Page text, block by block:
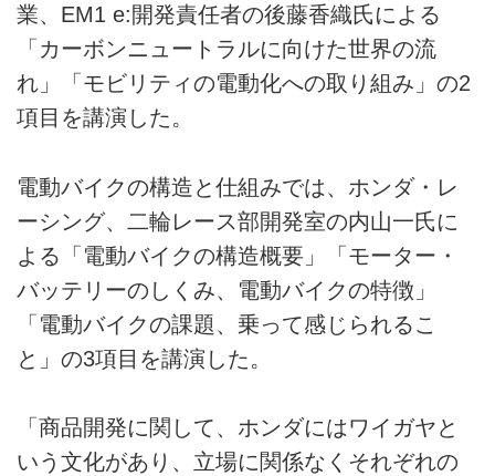
業、EM1 e:開発責任者の後藤香織氏による
「カーボンニュートラルに向けた世界の流
れ」「モビリティの電動化への取り組み」の2
項目を講演した。
電動バイクの構造と仕組みでは、ホンダ・レ
ーシング、二輪レース部開発室の内山一氏に
よる「電動バイクの構造概要」「モーター・
バッテリーのしくみ、電動バイクの特徴」
「電動バイクの課題、乗って感じられるこ
と」の3項目を講演した。
「商品開発に関して、ホンダにはワイガヤと
いう文化があり、立場に関係なくそれぞれの